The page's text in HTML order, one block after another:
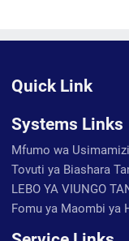
Quick Link
Systems Links
Mfumo wa
Tovuti ya Biashara
LEBO YA VIUNGO
Fomu ya Maombi ya